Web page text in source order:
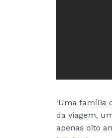
‘Uma família
da viagem,
apenas oito